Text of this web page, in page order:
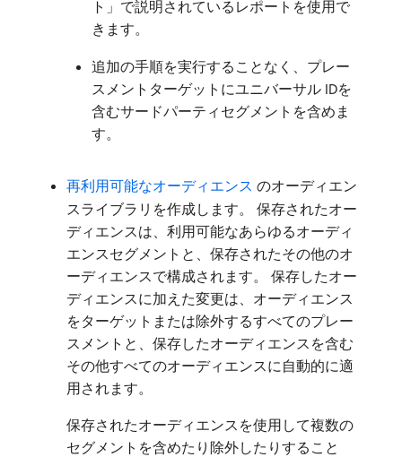
ト」で説明されているレポートを使用で
きます。
追加の手順を実行することなく、プレー
スメントターゲットにユニバーサル IDを
含むサードパーティセグメントを含めま
す。
再利用可能なオーディエンス ​ のオーディエン
スライブラリを作成します。 保存されたオー
ディエンスは、利用可能なあらゆるオーディ
エンスセグメントと、保存されたその他のオ
ーディエンスで構成されます。 保存したオー
ディエンスに加えた変更は、オーディエンス
をターゲットまたは除外するすべてのプレー
スメントと、保存したオーディエンスを含む
その他すべてのオーディエンスに自動的に適
用されます。
保存されたオーディエンスを使用して複数の
セグメントを含めたり除外したりすること